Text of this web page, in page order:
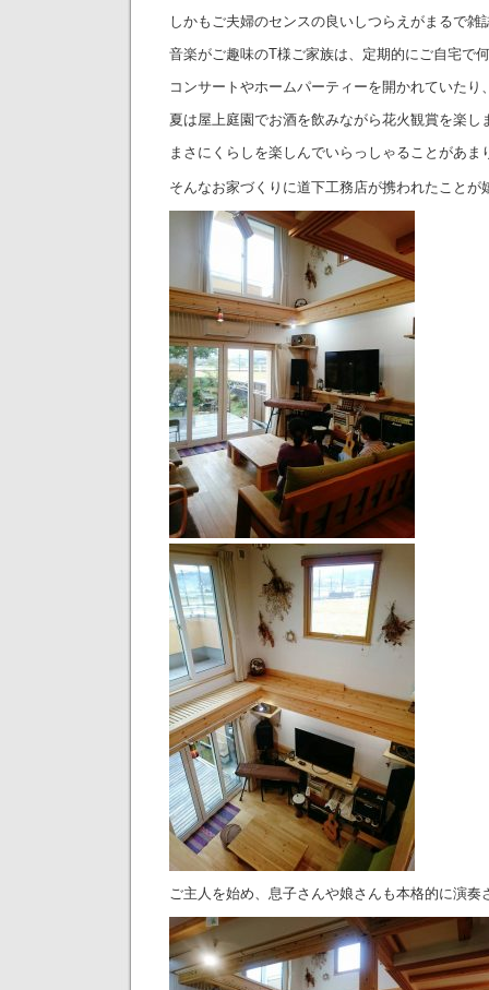
しかもご夫婦のセンスの良いしつらえがまるで
音楽がご趣味のT様ご家族は、定期的にご自宅で
コンサートやホームパーティーを開かれていたり
夏は屋上庭園でお酒を飲みながら花火観賞を楽し
まさにくらしを楽しんでいらっしゃることがあ
そんなお家づくりに道下工務店が携われたことが
ご主人を始め、息子さんや娘さんも本格的に演